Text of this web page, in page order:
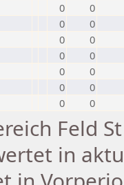
0
0
0
0
0
0
0
0
0
0
0
0
0 0
Feld
in